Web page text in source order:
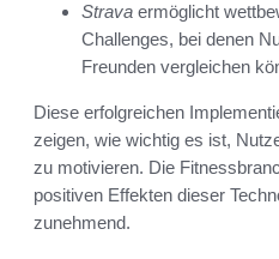
Strava ermöglicht
Challenges, bei denen
Freunden vergleichen
Diese erfolgreichen
zeigen, wie wichtig es ist,
zu motivieren. Die
positiven Effekten dieser
zunehmend.